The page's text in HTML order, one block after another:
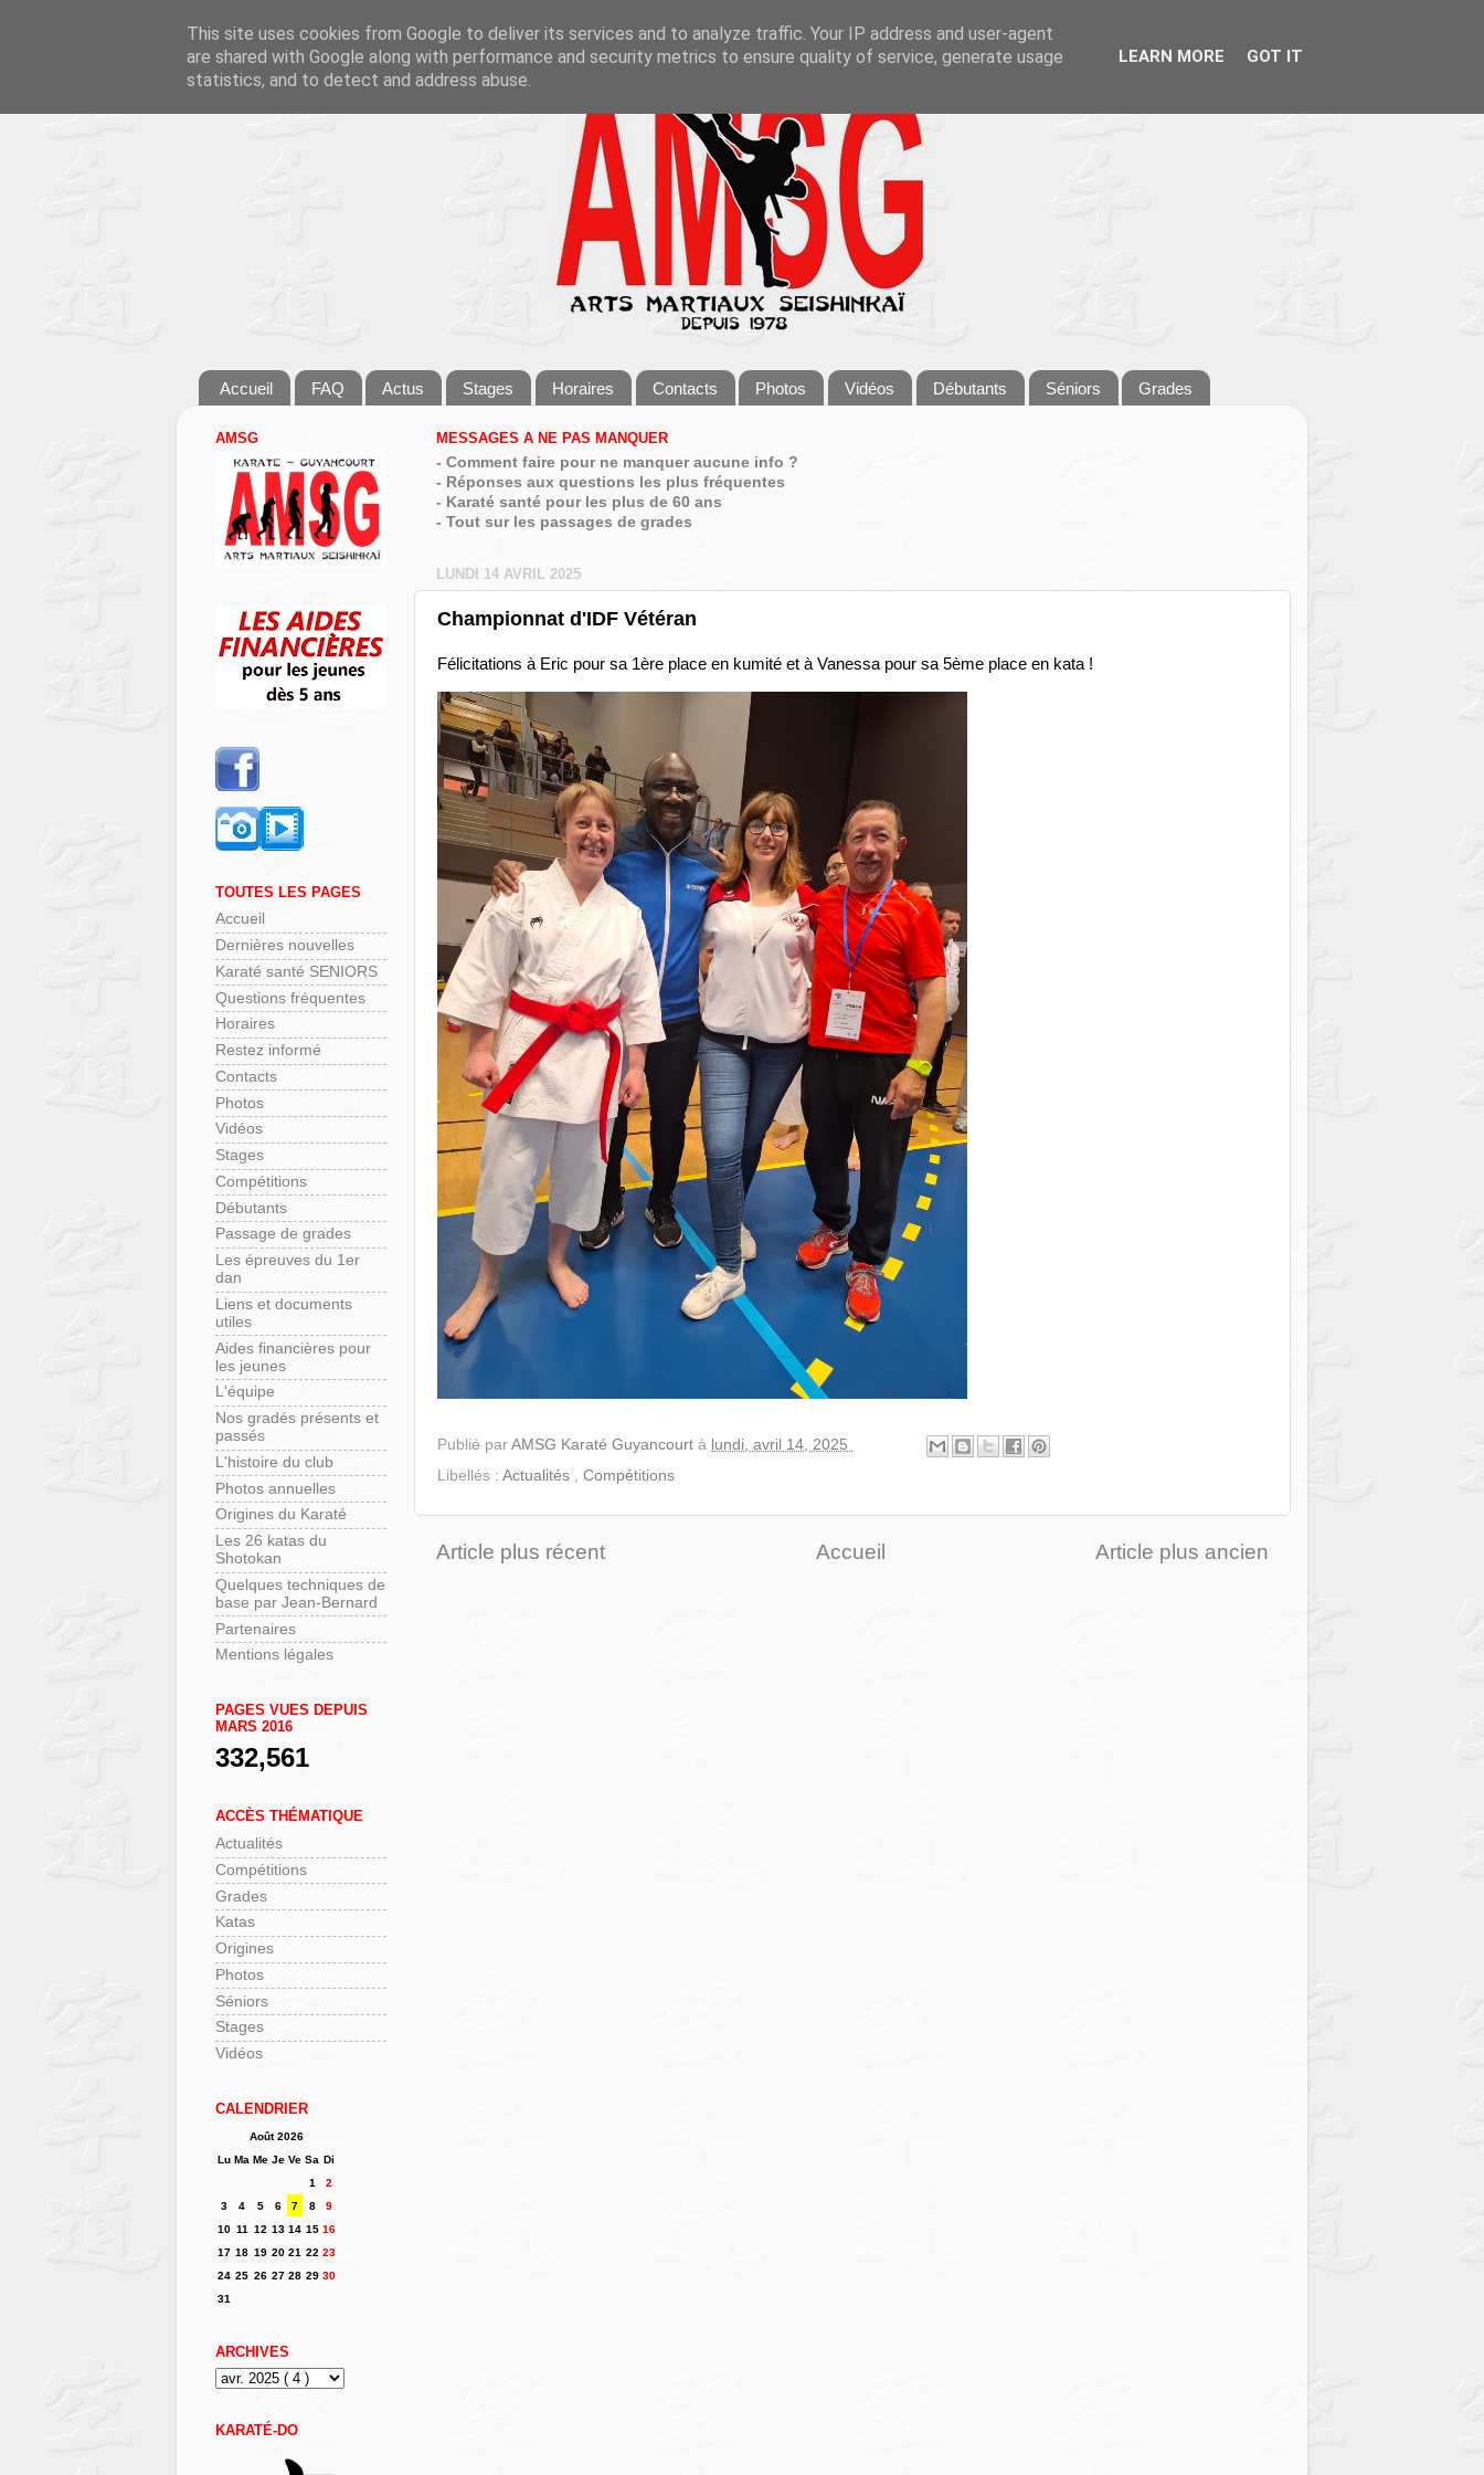
Accueil FAQ Actus Stages Horaires Contacts Photos Vidéos Débutants Séniors Grades
MESSAGES A NE PAS MANQUER
- Comment faire pour ne manquer aucune info ?
- Réponses aux questions les plus fréquentes
- Karaté santé pour les plus de 60 ans
- Tout sur les passages de grades
LUNDI 14 AVRIL 2025
Championnat d'IDF Vétéran
Félicitations à Eric pour sa 1ère place en kumité et à Vanessa pour sa 5ème place en kata !
Publié par AMSG Karaté Guyancourt à lundi, avril 14, 2025
Libellés : Actualités Compétitions
Article plus récent Article plus ancien
Accueil
AMSG
TOUTES LES PAGES
Accueil
Dernières nouvelles
Karaté santé SENIORS
Questions fréquentes
Horaires
Restez informé
Contacts
Photos
Vidéos
Stages
Compétitions
Débutants
Passage de grades
Les épreuves du 1er
dan
Liens et documents
utiles
Aides financières pour
les jeunes
L'équipe
Nos gradés présents et
passés
L'histoire du club
Photos annuelles
Origines du Karaté
Les 26 katas du
Shotokan
Quelques techniques de
base par Jean-Bernard
Partenaires
Mentions légales
PAGES VUES DEPUIS
MARS 2016
332,561
ACCÈS THÉMATIQUE
Actualités
Compétitions
Grades
Katas
Origines
Photos
Séniors
Stages
Vidéos
CALENDRIER
Août 2026
Lu Ma Me Je Ve Sa Di
1
2
3
4 5 6 7 8
9
10 11 12 13 14 15 16
17 18 19 20 21 22 23
24 25 26 27 28 29 30
31
ARCHIVES
KARATÉ-DO
This site uses cookies from Google to deliver its services and to analyze traffic. Your IP address and user-agent
are shared with Google along with performance and security metrics to ensure quality of service, generate usage
statistics, and to detect and address abuse.
LEARN MORE GOT IT